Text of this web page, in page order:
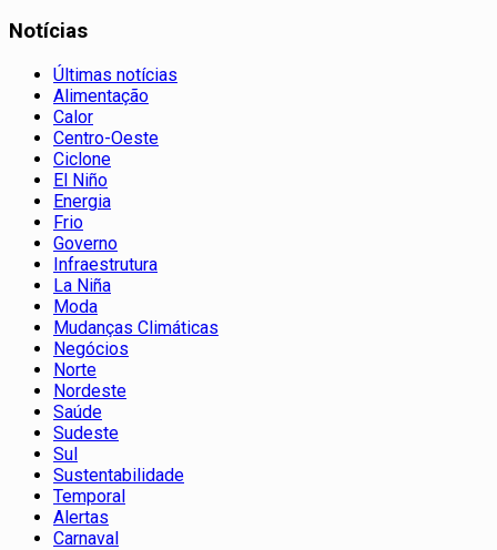
Notícias
Últimas notícias
Alimentação
Calor
Centro-Oeste
Ciclone
El Niño
Energia
Frio
Governo
Infraestrutura
La Niña
Moda
Mudanças Climáticas
Negócios
Norte
Nordeste
Saúde
Sudeste
Sul
Sustentabilidade
Temporal
Alertas
Carnaval